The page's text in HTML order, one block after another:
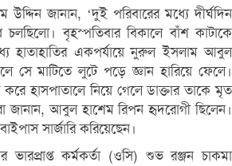
উদ্দিন জানান, ‘দুই পরিবারের মধ্যে দীর্ঘদিন
চলছিলো। বৃহস্পতিবার বিকালে বাঁশ কাটাকে
হাতাহাতির একপর্যায়ে নুরুল ইসলাম আবুল
সে মাটিতে লুটে পড়ে জ্ঞান হারিয়ে ফেলে।
করে হাসপাতালে নিয়ে গেলে ডাক্তার তাকে মৃত
জানান, আবুল হাশেম রিপন হৃদরোগী ছিলেন।
সার্জারি করিয়েছেন।
ভারপ্রাপ্ত কর্মকর্তা (ওসি) শুভ রঞ্জন চাকমা